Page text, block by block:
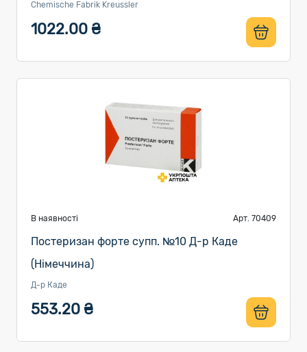
Chemische Fabrik Kreussler
1022.00 ₴
В наявності Арт. 70409
Постеризан форте супп. №10 Д-р Каде
(Німеччина)
Д-р Каде
553.20 ₴